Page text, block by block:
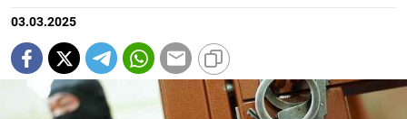
03.03.2025